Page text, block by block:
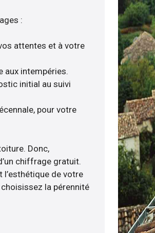
:
attentes et à votre
aux intempéries.
initial au suivi
pour votre
Donc,
chiffrage gratuit.
de votre
la pérennité